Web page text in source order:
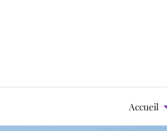
Accueil